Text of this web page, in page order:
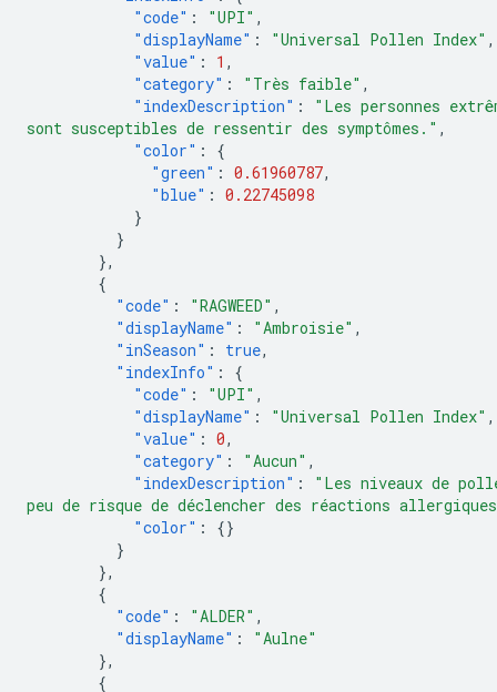
"code" : "UPI" ,
"displayName" : "Universal Pollen Index" ,
"value" : 1 ,
"category" : "Très faible" ,
"indexDescription" :
"Les personnes
sont susceptibles de ressentir des symptômes." ,
"color" :
{
"green" : 0.61960787,
"blue" : 0.22745098
}
}
},
{
"code" : "RAGWEED" ,
"displayName" : "Ambroisie" ,
"inSeason" : true,
"indexInfo" :
{
"code" : "UPI" ,
"displayName" : "Universal Pollen Index" ,
"value" : 0,
"category" : "Aucun" ,
"indexDescription" :
"Les niveaux de
peu de risque de déclencher des réactions
"color" :
{}
}
},
{
"code" : "ALDER" ,
"displayName" :
"Aulne"
},
{